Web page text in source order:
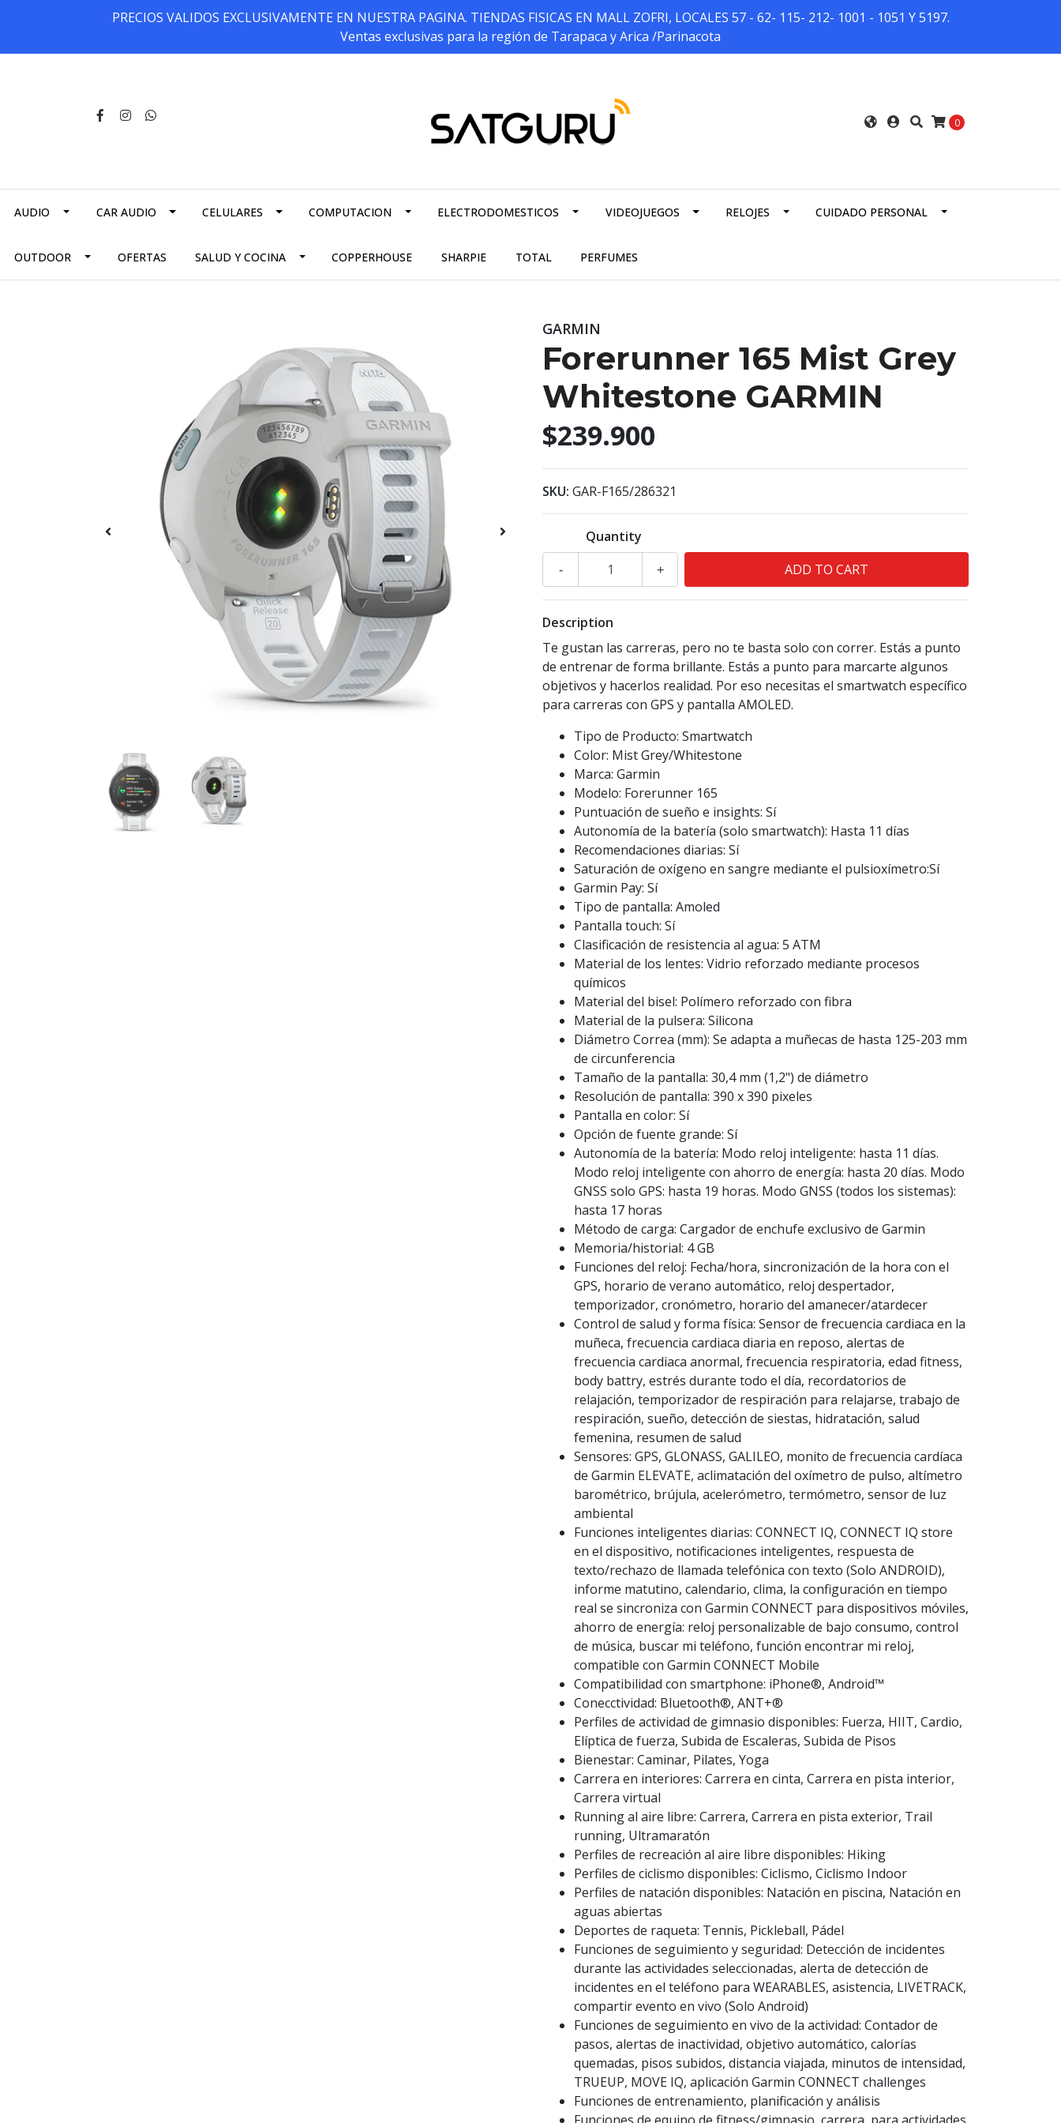
PRECIOS VALIDOS EXCLUSIVAMENTE EN NUESTRA PAGINA. TIENDAS FISICAS EN MALL ZOFRI, LOCALES 57 - 62- 115- 212- 1001 - 1051 Y 5197.
Ventas exclusivas para la región de Tarapaca y Arica /Parinacota
0
AUDIO CAR AUDIO CELULARES COMPUTACION ELECTRODOMESTICOS VIDEOJUEGOS RELOJES CUIDADO PERSONAL
OUTDOOR OFERTAS SALUD Y COCINA COPPERHOUSE SHARPIE TOTAL PERFUMES
GARMIN
Forerunner 165 Mist Grey
Whitestone GARMIN
$239.900
SKU: GAR-F165/286321
Quantity
+
-
Description
Te gustan las carreras, pero no te basta solo con correr. Estás a punto
de entrenar de forma brillante. Estás a punto para marcarte algunos
objetivos y hacerlos realidad. Por eso necesitas el smartwatch específico
para carreras con GPS y pantalla AMOLED.
Tipo de Producto: Smartwatch
Color: Mist Grey/Whitestone
Marca: Garmin
Modelo: Forerunner 165
Puntuación de sueño e insights: Sí
Autonomía de la batería (solo smartwatch): Hasta 11 días
Recomendaciones diarias: Sí
Saturación de oxígeno en sangre mediante el pulsioxímetro:Sí
Garmin Pay: Sí
Tipo de pantalla: Amoled
Pantalla touch: Sí
Clasificación de resistencia al agua: 5 ATM
Material de los lentes: Vidrio reforzado mediante procesos
químicos
Material del bisel: Polímero reforzado con fibra
Material de la pulsera: Silicona
Diámetro Correa (mm): Se adapta a muñecas de hasta 125-203 mm
de circunferencia
Tamaño de la pantalla: 30,4 mm (1,2") de diámetro
Resolución de pantalla: 390 x 390 pixeles
Pantalla en color: Sí
Opción de fuente grande: Sí
Autonomía de la batería: Modo reloj inteligente: hasta 11 días.
Modo reloj inteligente con ahorro de energía: hasta 20 días. Modo
GNSS solo GPS: hasta 19 horas. Modo GNSS (todos los sistemas):
hasta 17 horas
Método de carga: Cargador de enchufe exclusivo de Garmin
Memoria/historial: 4 GB
Funciones del reloj: Fecha/hora, sincronización de la hora con el
GPS, horario de verano automático, reloj despertador,
temporizador, cronómetro, horario del amanecer/atardecer
Control de salud y forma física: Sensor de frecuencia cardiaca en la
muñeca, frecuencia cardiaca diaria en reposo, alertas de
frecuencia cardiaca anormal, frecuencia respiratoria, edad fitness,
body battry, estrés durante todo el día, recordatorios de
relajación, temporizador de respiración para relajarse, trabajo de
respiración, sueño, detección de siestas, hidratación, salud
femenina, resumen de salud
Sensores: GPS, GLONASS, GALILEO, monito de frecuencia cardíaca
de Garmin ELEVATE, aclimatación del oxímetro de pulso, altímetro
barométrico, brújula, acelerómetro, termómetro, sensor de luz
ambiental
Funciones inteligentes diarias: CONNECT IQ, CONNECT IQ store
en el dispositivo, notificaciones inteligentes, respuesta de
texto/rechazo de llamada telefónica con texto (Solo ANDROID),
informe matutino, calendario, clima, la configuración en tiempo
real se sincroniza con Garmin CONNECT para dispositivos móviles,
ahorro de energía: reloj personalizable de bajo consumo, control
de música, buscar mi teléfono, función encontrar mi reloj,
compatible con Garmin CONNECT Mobile
Compatibilidad con smartphone: iPhone®, Android™
Conecctividad: Bluetooth®, ANT+®
Perfiles de actividad de gimnasio disponibles: Fuerza, HIIT, Cardio,
Elíptica de fuerza, Subida de Escaleras, Subida de Pisos
Bienestar: Caminar, Pilates, Yoga
Carrera en interiores: Carrera en cinta, Carrera en pista interior,
Carrera virtual
Running al aire libre: Carrera, Carrera en pista exterior, Trail
running, Ultramaratón
Perfiles de recreación al aire libre disponibles: Hiking
Perfiles de ciclismo disponibles: Ciclismo, Ciclismo Indoor
Perfiles de natación disponibles: Natación en piscina, Natación en
aguas abiertas
Deportes de raqueta: Tennis, Pickleball, Pádel
Funciones de seguimiento y seguridad: Detección de incidentes
durante las actividades seleccionadas, alerta de detección de
incidentes en el teléfono para WEARABLES, asistencia, LIVETRACK,
compartir evento en vivo (Solo Android)
Funciones de seguimiento en vivo de la actividad: Contador de
pasos, alertas de inactividad, objetivo automático, calorías
quemadas, pisos subidos, distancia viajada, minutos de intensidad,
TRUEUP, MOVE IQ, aplicación Garmin CONNECT challenges
Funciones de entrenamiento, planificación y análisis